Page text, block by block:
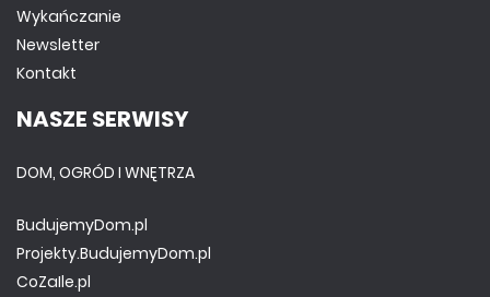
Wykańczanie
Newsletter
Kontakt
NASZE SERWISY
DOM, OGRÓD I WNĘTRZA
BudujemyDom.pl
Projekty.BudujemyDom.pl
CoZaIle.pl